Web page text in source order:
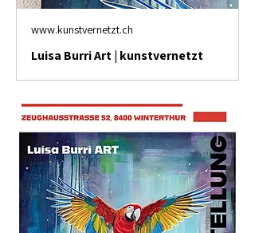
www.kunstvernetzt.ch
Luisa Burri Art | kunstvernetzt